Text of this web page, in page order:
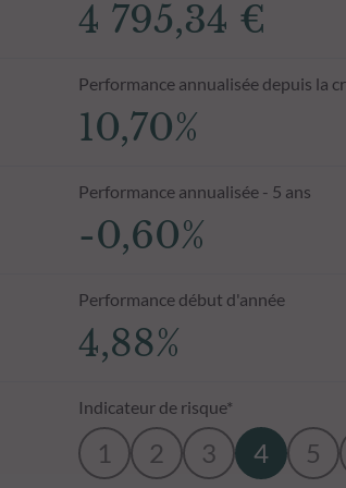
4 795,34 €
Performance annualisée depuis la
10,70%
Performance annualisée - 5 ans
-0,60%
Performance début d'année
4,88%
Indicateur de risque*
1 2 3 4 5